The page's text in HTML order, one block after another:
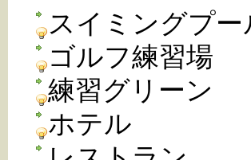
スイミングプー
ゴルフ練習場
練習グリーン
ホテル